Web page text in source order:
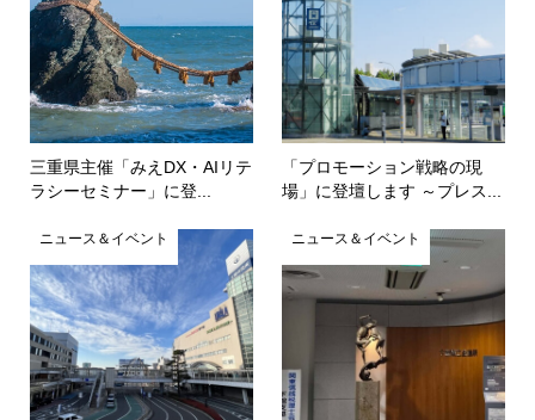
三重県主催「みえDX・AIリテ
ラシーセミナー」に登...
「プロモーション戦略の現
場」に登壇します ～プレス...
ニュース＆イベント ニュース＆イベント